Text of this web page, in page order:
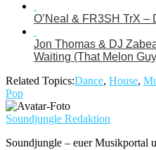
O’Neal & FR3SH TrX –
Jon Thomas & DJ
Waiting (That Melon
Related Topics:Dance, House,
Pop
Soundjungle Redaktion
Soundjungle – euer Musikportal